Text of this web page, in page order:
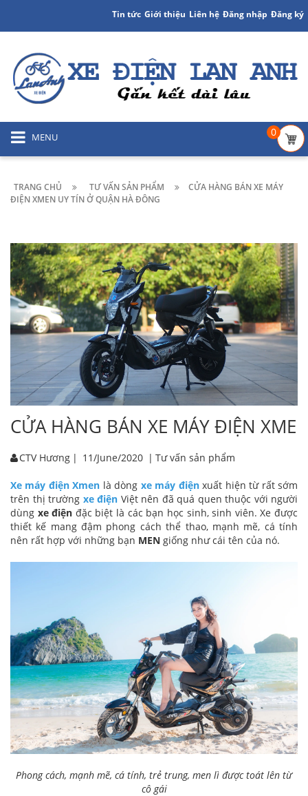
Tin tức Giới thiệu Liên hệ Đăng nhập Đăng ký
MENU 0
TRANG CHỦ TƯ VẤN SẢN PHẨM
CỬA HÀNG BÁN XE MÁY
ĐIỆN XMEN UY TÍN Ở QUẬN HÀ ĐÔNG
CỬA HÀNG BÁN XE MÁY ĐIỆN
CTV Hương | 11/June/2020 | Tư vấn sản phẩm
Xe máy điện Xmen là dòng xe máy điệnxuất hiện từ rất sớm
trên thị trường xe điện Việt nên đã quá quen thuộc với người
dùng xe điện đặc biệt là các bạn học sinh, sinh viên. Xe được
thiết kế mang đậm phong cách thể thao, mạnh mẽ, cá tính
nên rất hợp với những bạn MEN giống như cái tên của nó.
Phong cách, mạnh mẽ, cá tính, trẻ trung, men lì được toát lên từ
cô gái